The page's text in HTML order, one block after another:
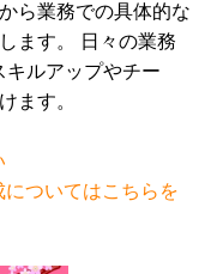
ら業務での具体的な
ます。 日々の業務
ルアップやチー
ます。
ついてはこちらを